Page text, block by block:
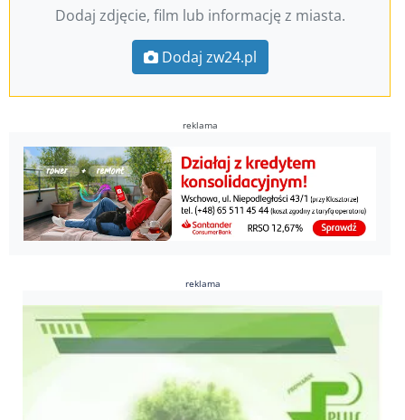
Dodaj zdjęcie, film lub informację z miasta.
Dodaj zw24.pl
reklama
reklama